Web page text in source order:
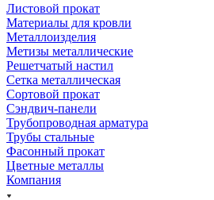
Листовой прокат
Материалы для кровли
Металлоизделия
Метизы металлические
Решетчатый настил
Сетка металлическая
Сортовой прокат
Сэндвич-панели
Трубопроводная арматура
Трубы стальные
Фасонный прокат
Цветные металлы
Компания